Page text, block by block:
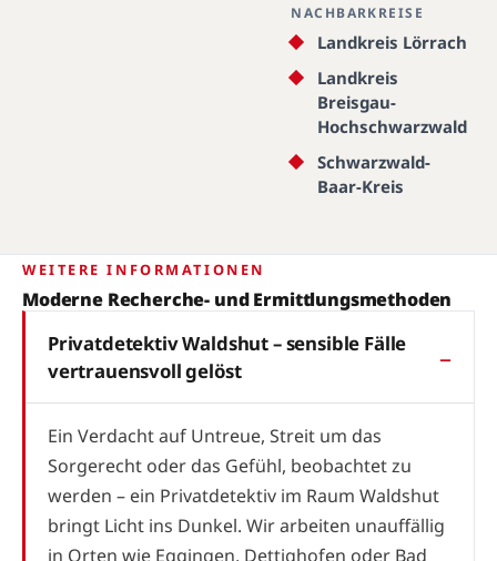
NACHBARKREISE
Landkreis Lörrach
Landkreis
Breisgau-
Hochschwarzwald
Schwarzwald-
Baar-Kreis
WEITERE INFORMATIONEN
Moderne Recherche- und Ermittlungsmethoden
Privatdetektiv Waldshut – sensible Fälle
vertrauensvoll gelöst
Ein Verdacht auf Untreue, Streit um das
Sorgerecht oder das Gefühl, beobachtet zu
werden – ein Privatdetektiv im Raum Waldshut
bringt Licht ins Dunkel. Wir arbeiten unauffällig
in Orten wie Eggingen, Dettighofen oder Bad